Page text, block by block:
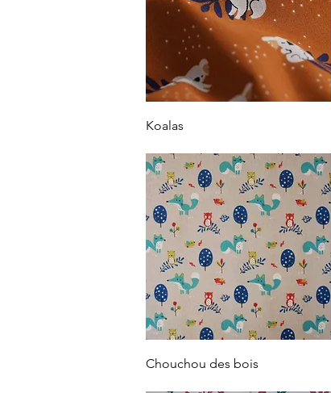
Koalas
Vista rápida
Chouchou des bois